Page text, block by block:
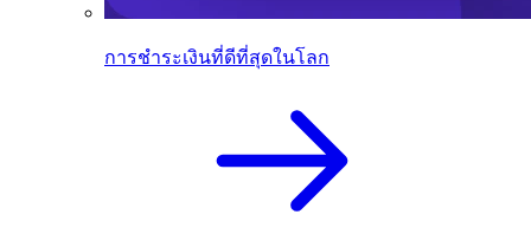
การชำระเงินที่ดีที่สุดในโลก